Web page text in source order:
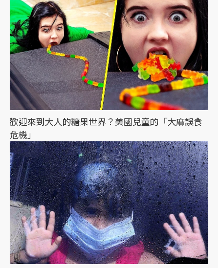
歡迎來到大人的糖果世界？美國兒童的「大麻誤食
危機」